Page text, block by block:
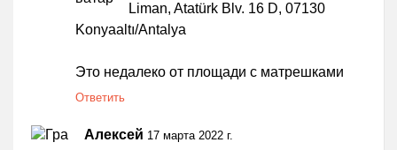
Liman, Atatürk Blv. 16 D, 07130
Konyaaltı/Antalya
Это недалеко от площади с матрешками
Ответить
Алексей 17 марта 2022 г.